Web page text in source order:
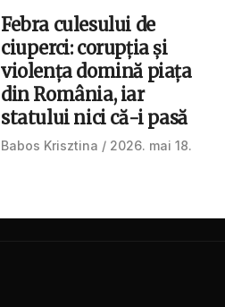
Febra culesului de
ciuperci: corupția și
violența domină piața
din România, iar
statului nici că-i pasă
Babos Krisztina 2026. mai 18.